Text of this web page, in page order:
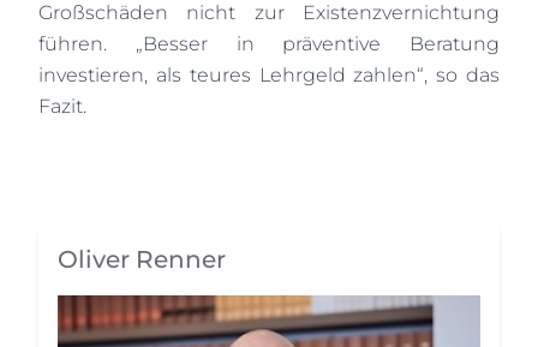
Großschäden nicht zur Existenzvernichtung
führen. „Besser in präventive Beratung
investieren, als teures Lehrgeld zahlen“, so das
Fazit.
Oliver Renner